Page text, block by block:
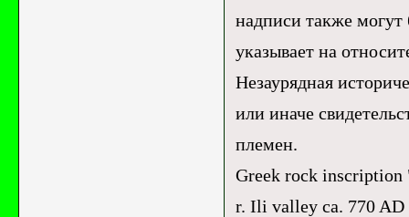
надписи также могут
указывает на
Незаурядная
или иначе
племен.
Greek rock inscription
r. Ili valley ca. 770 AD